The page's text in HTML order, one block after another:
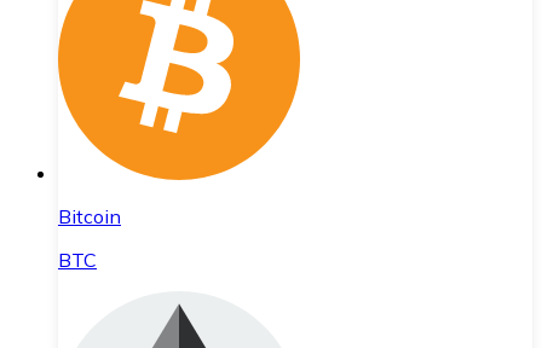
Bitcoin
BTC